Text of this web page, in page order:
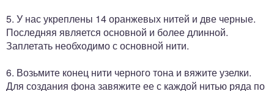
5. У нас укреплены 14 оранжевых нитей и две черные.
Последняя является основной и более длинной.
Заплетать необходимо с основной нити.
6. Возьмите конец нити черного тона и вяжите узелки.
Для создания фона завяжите ее с каждой нитью ряда по